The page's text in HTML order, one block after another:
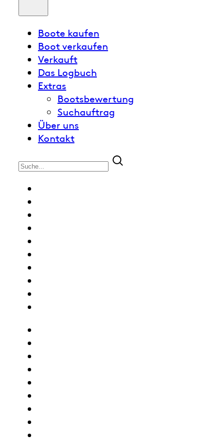
Boote kaufen
Boot verkaufen
Verkauft
Das Logbuch
Extras
Bootsbewertung
Suchauftrag
Über uns
Kontakt